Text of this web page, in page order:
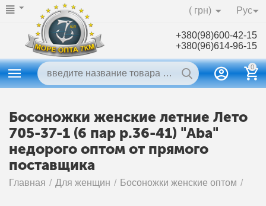
Рус
( грн)
+380(98)600-42-15
+380(96)614-96-15
0
Босоножки женские летние Лето
705-37-1 (6 пар р.36-41) "Aba"
недорого оптом от прямого
поставщика
Главная / Для женщин / Босоножки женские оптом /